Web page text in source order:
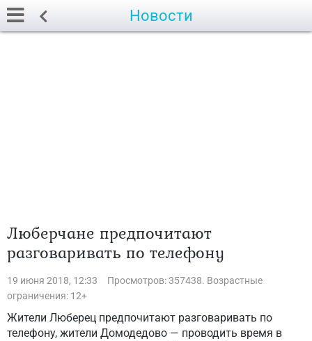
Новости
Люберчане предпочитают
разговаривать по телефону
19 июня 2018, 12:33
Просмотров: 357438. Возрастные
ограничения: 12+
Жители Люберец предпочитают разговаривать по
телефону, жители Домодедово — проводить время в